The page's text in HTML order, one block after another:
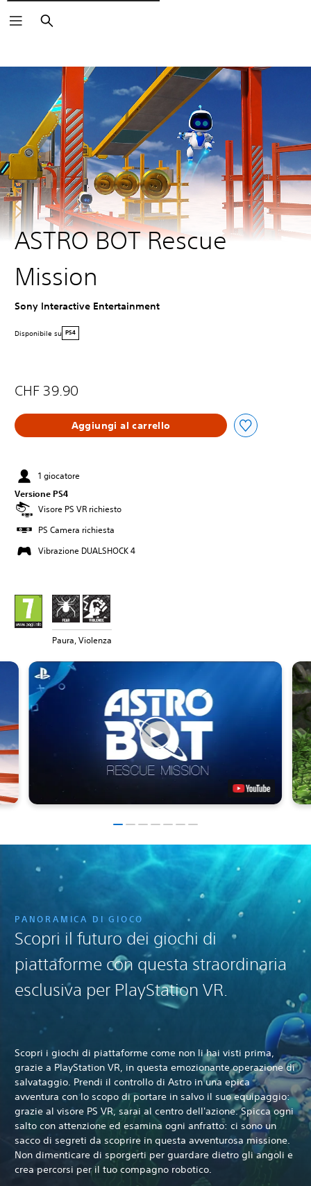
Cerca
ASTRO BOT Rescue
Mission
Sony Interactive Entertainment
Disponibile su PS4
CHF 39.90
Aggiungi al carrello
1 giocatore
Versione PS4
Visore PS VR richiesto
PS Camera richiesta
Vibrazione DUALSHOCK 4
Paura, Violenza
PANORAMICA DI GIOCO
Scopri il futuro dei giochi di
piattaforme con questa straordinaria
esclusiva per PlayStation VR.‎
Scopri i giochi di piattaforme come non li hai visti prima,
grazie a PlayStation VR, in questa emozionante operazione di
salvataggio. Prendi il controllo di Astro in una epica
avventura con lo scopo di portare in salvo il suo equipaggio:
grazie al visore PS VR, sarai al centro dell'azione. Spicca ogni
salto con attenzione ed esamina ogni anfratto: ci sono un
sacco di segreti da scoprire in questa avventurosa missione.
Non dimenticare di sporgerti per guardare dietro gli angoli e
crea percorsi per il tuo compagno robotico.